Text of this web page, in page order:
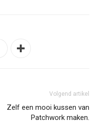
Volgend artikel
Zelf een mooi kussen van
Patchwork maken.